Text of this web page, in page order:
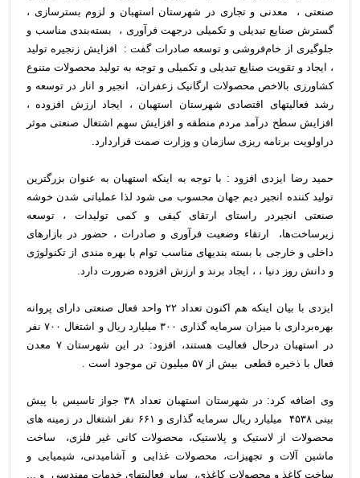
صنعتی ، معدنی و تجاری در شهرستان استهبان و لزوم بسترسازی ،
گسترش صنایع تبدیلی و تکمیلی درجهت فرآوری ، بسته‌بندی مناسب و
جلوگیری از خام‌فروشی و توسعه صادرات گفت : افزایش زنجیره تولید
، ایجاد و تقویت صنایع تبدیلی و تکمیلی و توجه به تولید محصولات متنوع
کشاورزی بالاخص محصولات ارگانیک زعفران، انجیر و انار در توسعه و
رشد فعالیتهای اقتصادی شهرستان استهبان ، ایجاد ارزش افزوده ،
افزایش سطح درآمد مردم منطقه و افزایش سهم اشتغال صنعتی موثر
دراولویت برنامه ریزی سازمان و وزارت صمت قراردارد.
حمید رضا ایزدی افزود : با توجه به اینکه استهبان به عنوان بزرگترین
تولید کننده انجیر دیم جهان محسوب می شود لذا عملیاتی شدن خوشه
صنعتی انجیردر راستای ارتقای کیفی و کمی تولیدات ، توسعه
زیرساخت‌ها، ارتقاء وضعیت فرآوری و صادرات ، حضور در بازارهای
داخلی و خارجی با بسته بندیهای مناسب توام با بهره مندی از تکنولوژی
و دانش روز دنیا ، ، ایجاد برند و ارزش‌ افزوده ضرورت دارد.
ایزدی با بیان اینکه هم اکنون تعداد ۲۲ واحد فعال صنعتی دارای پروانه
بهره‌برداری با میزان سرمایه گذاری ۳۰۰ میلیارد ریال و اشتغال ۷۰۰ نفر
در استهبان درحال فعالیت هستند، افزود: در این شهرستان ۷ معدن
فعال با ذخیره قطعی بیش از ۵۷ میلیون تن موجود است .
وی اضافه کرد: در شهرستان استهبان تعداد ۳۸ جواز تاسیس با پیش
بینی ۴۵۳۸ میلیارد ریال سرمایه گذاری و ۶۶۱ نفر اشتغال در زمینه های
محصولات از لاستیک و پلاستیک، محصولات کانی غیر فلزی، ساخت
ماشین آلات و تجهیزات، محصولات غذایی و آشامیدنی، شیمیایی و
ساخت کاغذ و محصولات کاغذی، سایر فعالیتهای خدمات مهندسی و ...